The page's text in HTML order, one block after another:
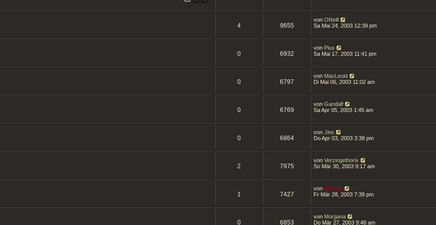
4 9655
von ONeill
Sa Mai 24, 2003 12:39 pm
0 6932
von Pius
Sa Mai 17, 2003 11:41 pm
0 6797
von MacLeoid
Di Mai 06, 2003 11:02 am
0 6769
von Gandalf
Sa Apr 05, 2003 1:45 am
0 6864
von Jinx
Do Apr 03, 2003 3:38 pm
2 7975
von Verzingethorix
So Mär 30, 2003 9:17 am
1 7427
von Wolfen
Fr Mär 28, 2003 7:39 pm
0 6853
von Morgana
Do Mär 27, 2003 9:48 am